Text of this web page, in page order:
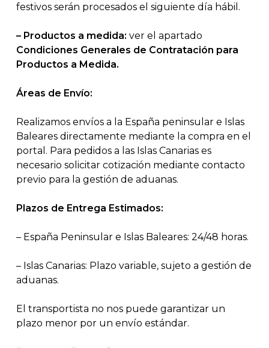
festivos serán procesados el siguiente día hábil.
– Productos a medida: ver el apartado
Condiciones Generales de Contratación para
Productos a Medida.
Áreas de Envío:
Realizamos envíos a la España peninsular e Islas
Baleares directamente mediante la compra en el
portal. Para pedidos a las Islas Canarias es
necesario solicitar cotización mediante contacto
previo para la gestión de aduanas.
Plazos de Entrega Estimados:
– España Peninsular e Islas Baleares: 24/48 horas.
– Islas Canarias: Plazo variable, sujeto a gestión de
aduanas.
El transportista no nos puede garantizar un
plazo menor por un envío estándar.